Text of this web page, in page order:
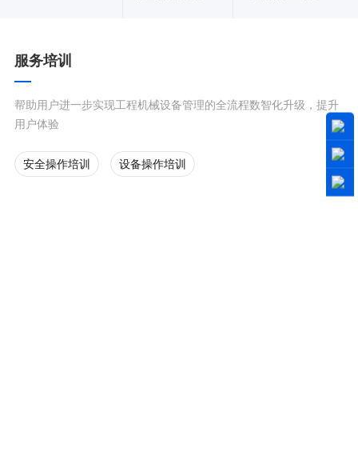
服务培训
帮助用户进一步实现工程机械设备管理的全流程数智化升级，提升
用户体验
安全操作培训 设备操作培训